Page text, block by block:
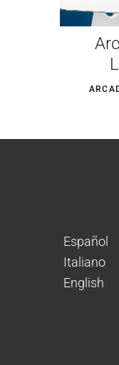
Español
Italiano
English